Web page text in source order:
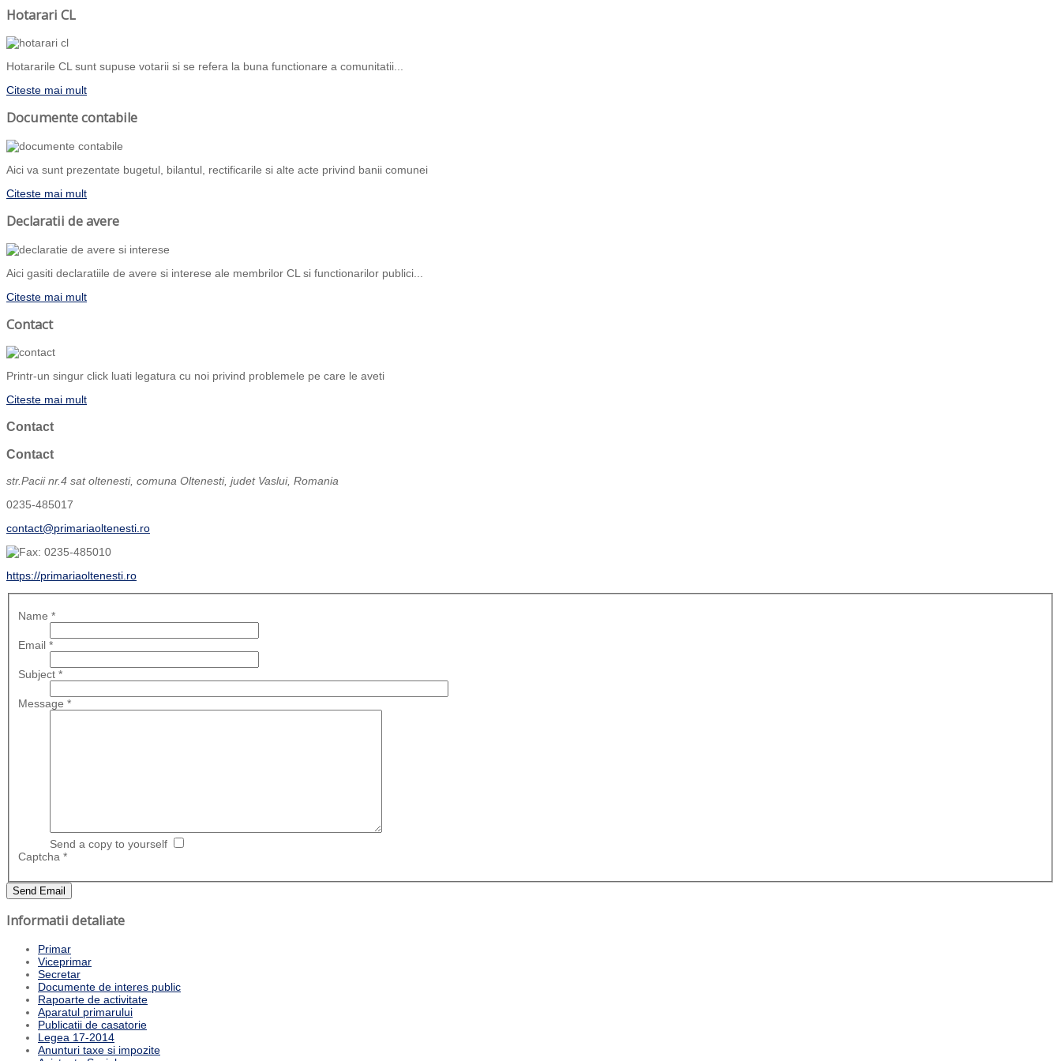
Hotarari CL
Hotararile CL sunt supuse votarii si se refera la buna functionare a comunitatii...
Citeste mai mult
Documente contabile
Aici va sunt prezentate bugetul, bilantul, rectificarile si alte acte privind banii comunei
Citeste mai mult
Declaratii de avere
Aici gasiti declaratiile de avere si interese ale membrilor CL si functionarilor publici...
Citeste mai mult
Contact
Printr-un singur click luati legatura cu noi privind problemele pe care le aveti
Citeste mai mult
Contact
Contact
str.Pacii nr.4 sat oltenesti, comuna Oltenesti, judet Vaslui, Romania
0235-485017
contact@primariaoltenesti.ro
0235-485010
https://primariaoltenesti.ro
Name *
Email*
Subject*
Message *
Send a copy to yourself
Captcha*
Send Email
Informatii detaliate
Primar
Viceprimar
Secretar
Documente de interes public
Rapoarte de activitate
Aparatul primarului
Publicatii de casatorie
Legea 17-2014
Anunturi taxe si impozite